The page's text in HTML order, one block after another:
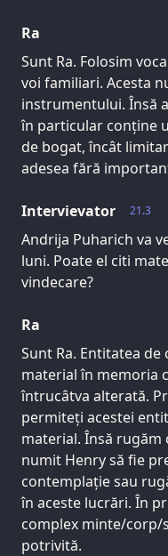
Ra
Sunt Ra. Folosim
voi familiari. Acesta
instrumentului. Însă
în particular conține
de bogat, încât
adesea fără
21.3
Intervievator
Andrija Puharich va
luni. Poate el citi
vindecare?
Ra
Sunt Ra. Entitatea
material în memoria
întrucâtva alterată.
permiteți acestei
material. Însă
numit Henry să fie
contemplație sau
în aceste lucrări. În
complex minte/corp/
potrivită.